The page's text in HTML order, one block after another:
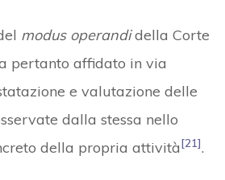
modus operandidella Corte
pertanto affidato in via
e valutazione delle
dalla stessa nello
della propria attività[21].